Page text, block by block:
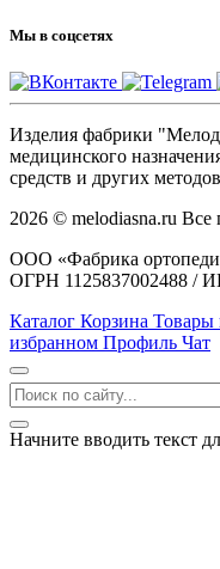
Мы в соцсетях
Изделия фабрики
медицинского
средств и других
2026 © melodiasna.ru
ООО «Фабрика
ОГРН 1125837002488 /
Каталог Корзина Товары
избранном Профиль Чат
Начните вводить текст